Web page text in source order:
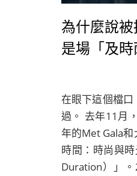
為什麼說
是場「及時
在眼下這個檔
過。 去年11月
年的Met Gala
時間：時尚與
Duration）」